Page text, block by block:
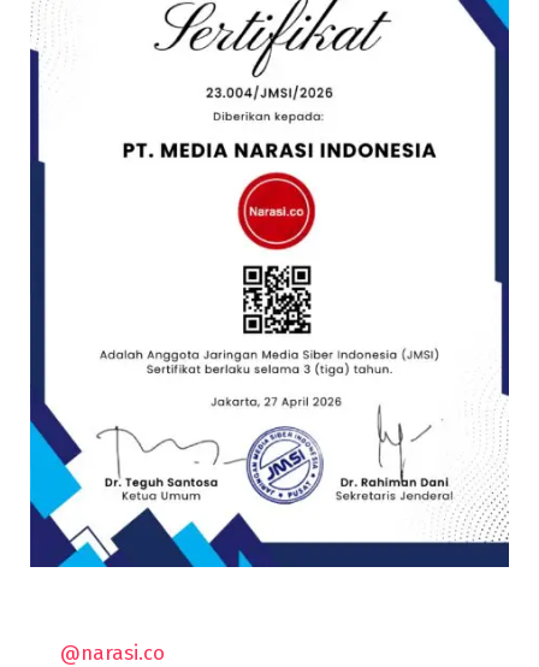
@narasi.co